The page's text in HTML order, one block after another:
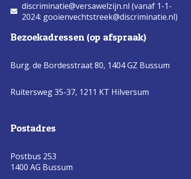
discriminatie@versawelzijn.nl (vanaf 1-1-
2024: gooienvechtstreek@discriminatie.nl)
Bezoekadressen (op afspraak)
Burg. de Bordesstraat 80, 1404 GZ Bussum
Ruitersweg 35-37, 1211 KT Hilversum
Postadres
Postbus 253
1400 AG Bussum